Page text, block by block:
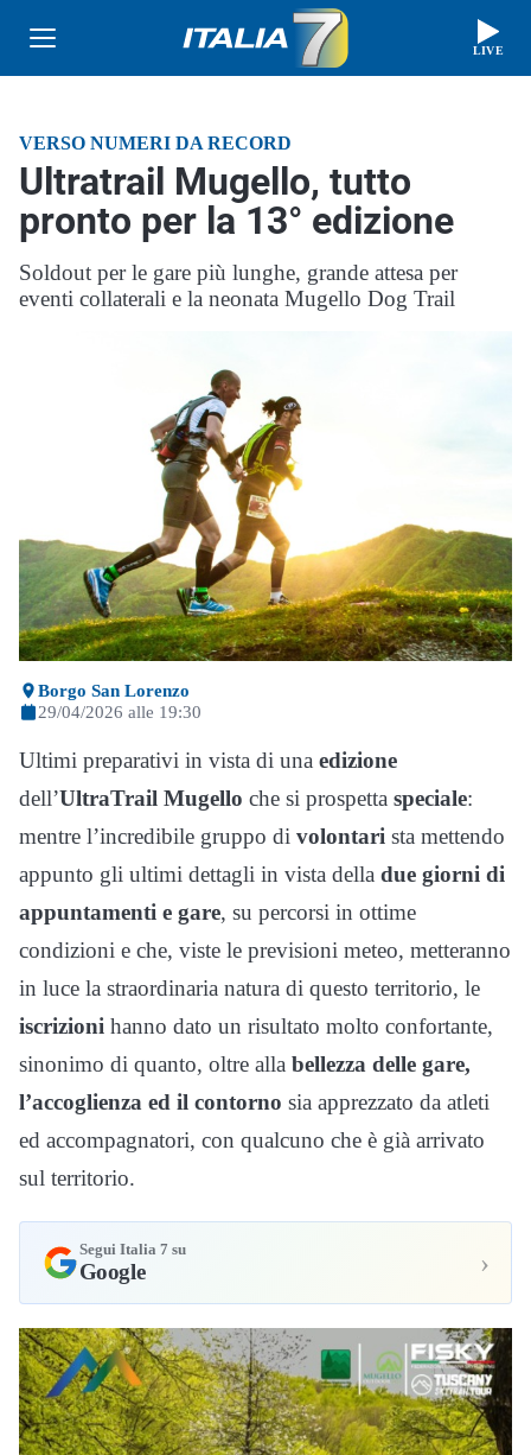
LIVE
VERSO NUMERI DA RECORD
Ultratrail Mugello, tutto
pronto per la 13° edizione
Soldout per le gare più lunghe, grande attesa per
eventi collaterali e la neonata Mugello Dog Trail
Borgo San Lorenzo
29/04/2026 alle 19:30
Ultimi preparativi in vista di una edizione
dell’UltraTrail Mugello che si prospetta speciale:
mentre l’incredibile gruppo di volontari sta mettendo
appunto gli ultimi dettagli in vista della due giorni di
appuntamenti e gare, su percorsi in ottime
condizioni e che, viste le previsioni meteo, metteranno
in luce la straordinaria natura di questo territorio, le
iscrizioni hanno dato un risultato molto confortante,
sinonimo di quanto, oltre alla bellezza delle gare,
l’accoglienza ed il contorno sia apprezzato da atleti
ed accompagnatori, con qualcuno che è già arrivato
sul territorio.
Segui Italia 7 su
Google ›